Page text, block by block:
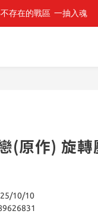
存在的戰區  一抽入魂
(原作) 旋
10/10